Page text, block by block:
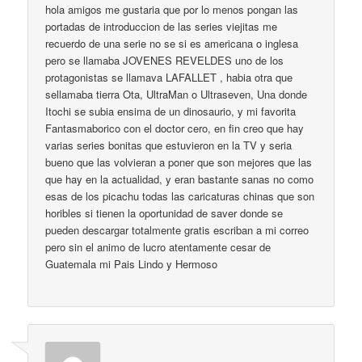
hola amigos me gustaria que por lo menos pongan las
portadas de introduccion de las series viejitas me
recuerdo de una serie no se si es americana o inglesa
pero se llamaba JOVENES REVELDES uno de los
protagonistas se llamava LAFALLET , habia otra que
sellamaba tierra Ota, UltraMan o Ultraseven, Una donde
Itochi se subia ensima de un dinosaurio, y mi favorita
Fantasmaborico con el doctor cero, en fin creo que hay
varias series bonitas que estuvieron en la TV y seria
bueno que las volvieran a poner que son mejores que las
que hay en la actualidad, y eran bastante sanas no como
esas de los picachu todas las caricaturas chinas que son
horibles si tienen la oportunidad de saver donde se
pueden descargar totalmente gratis escriban a mi correo
pero sin el animo de lucro atentamente cesar de
Guatemala mi Pais Lindo y Hermoso